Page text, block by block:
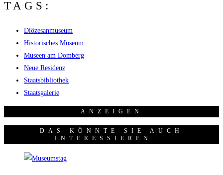
TAGS:
Diözesanmuseum
Historisches Museum
Museen am Domberg
Neue Residenz
Staatsbibliothek
Staatsgalerie
ANZEI­GEN
DAS KÖNNTE SIE AUCH
INTERESSIEREN...